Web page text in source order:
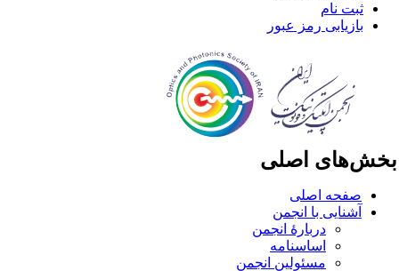
ثبت نام
بازیابی رمز عبور
اصلی
صفحه اصلی
آشنایی با انجمن
دربارۀ انجمن
اساسنامه
مسئولین انجمن